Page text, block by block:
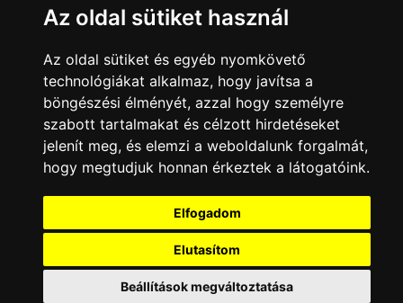
Tolnai mezőföld
RENDSZERES ESEMÉNYEK
Alisca Bornapok
Pünkösdi Fesztivál
Szent László nap
Gemenci Nagydíj kerékpárverseny
Dunamenti Folklór Fesztivál
Szekszárdi Szüreti Napok
Szekszárdi Néptáncfesztivál
KAPCSOLAT|HIRDETÉS
Minden jog fenntartva © 2002 - 2026 Szeki.hu
Az oldal sütiket használ
Az oldal sütiket és egyéb nyomkövető
technológiákat alkalmaz, hogy javítsa a
böngészési élményét, azzal hogy személyre
szabott tartalmakat és célzott hirdetéseket
jelenít meg, és elemzi a weboldalunk forgalmát,
hogy megtudjuk honnan érkeztek a látogatóink.
Elfogadom
Elutasítom
Beállítások megváltoztatása